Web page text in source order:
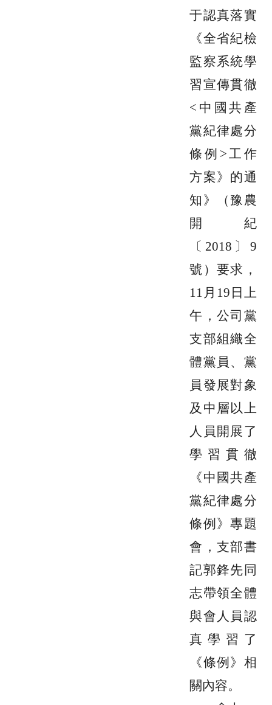
于認真落實
《全省紀檢
監察系統學
習宣傳貫徹
<中國共產
黨紀律處分
條例>工作
方案》的通
知》（豫農
開紀
〔 2018〕 9
號 ） 要求 ，
11 月 19 日 上
午， 公司黨
支部組織全
體黨員、黨
員發展對象
及中層以上
人員 開展了
學習貫徹
《中國共產
黨紀律處分
條例》專題
會， 支部書
記郭鋒先 同
志帶領全體
與會人員 認
真學習了
《條例》相
關內容。